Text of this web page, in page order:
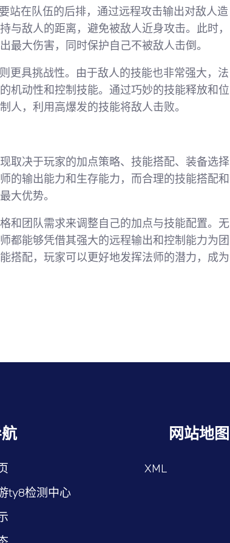
站在队伍的后排，通过远程攻击输出对敌人造
与敌人的距离，避免被敌人近身攻击。此时，
最大伤害，同时保护自己不被敌人击倒。
更具挑战性。由于敌人的技能也非常强大，法
机动性和控制技能。通过巧妙的技能释放和位
人，利用高爆发的技能将敌人击败。
取决于玩家的加点策略、技能搭配、装备选择
的输出能力和生存能力，而合理的技能搭配和
大优势。
和团队需求来调整自己的加点与技能配置。无
都能够凭借其强大的远程输出和控制能力为团
搭配，玩家可以更好地发挥法师的潜力，成为
ty8检测中心
网站地图
XML